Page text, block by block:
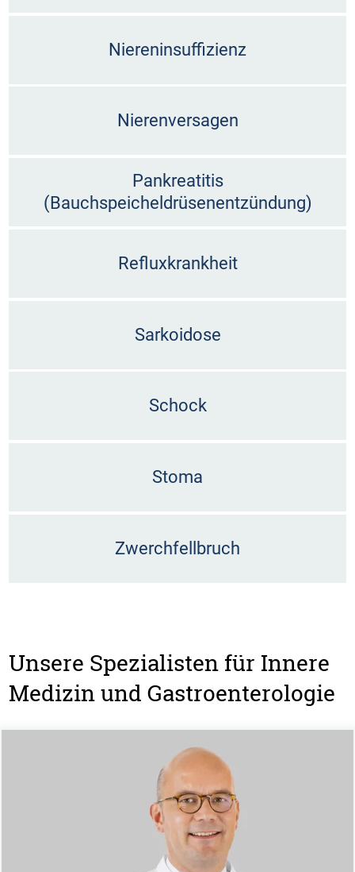
Niereninsuffizienz
Nierenversagen
Pankreatitis
(Bauchspeicheldrüsenentzündung)
Refluxkrankheit
Sarkoidose
Schock
Stoma
Zwerchfellbruch
Unsere Spezialisten für Innere
Medizin und Gastroenterologie